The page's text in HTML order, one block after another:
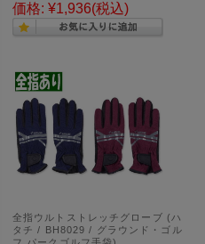
価格: ¥1,936(税込)
全指ウルトストレッチグローブ (ハ
タチ / BH8029 / グラウンド・ゴル